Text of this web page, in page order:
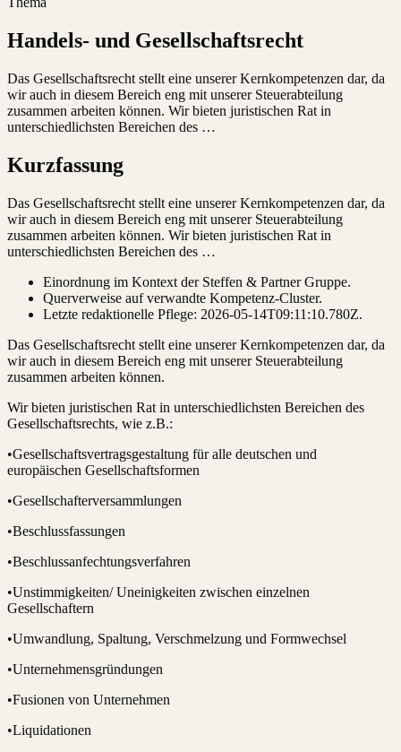
Handels- und Gesellschaftsrecht
Das Gesellschaftsrecht stellt eine unserer Kernkompetenzen dar, da
wir auch in diesem Bereich eng mit unserer Steuerabteilung
zusammen arbeiten können. Wir bieten juristischen Rat in
unterschiedlichsten Bereichen des …
Kurzfassung
Das Gesellschaftsrecht stellt eine unserer Kernkompetenzen dar, da
wir auch in diesem Bereich eng mit unserer Steuerabteilung
zusammen arbeiten können. Wir bieten juristischen Rat in
unterschiedlichsten Bereichen des …
Einordnung im Kontext der Steffen & Partner Gruppe.
Querverweise auf verwandte Kompetenz-Cluster.
Letzte redaktionelle Pflege: 2026-05-14T09:11:10.780Z.
Das Gesellschaftsrecht stellt eine unserer Kernkompetenzen dar, da
wir auch in diesem Bereich eng mit unserer Steuerabteilung
zusammen arbeiten können.
Wir bieten juristischen Rat in unterschiedlichsten Bereichen des
Gesellschaftsrechts, wie z.B.:
•Gesellschaftsvertragsgestaltung für alle deutschen und
europäischen Gesellschaftsformen
•Gesellschafterversammlungen
•Beschlussfassungen
•Beschlussanfechtungsverfahren
•Unstimmigkeiten/ Uneinigkeiten zwischen einzelnen
Gesellschaftern
•Umwandlung, Spaltung, Verschmelzung und Formwechsel
•Unternehmensgründungen
•Fusionen von Unternehmen
•Liquidationen